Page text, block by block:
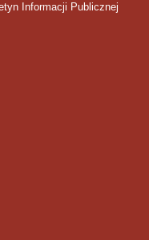
Informacji Publicznej